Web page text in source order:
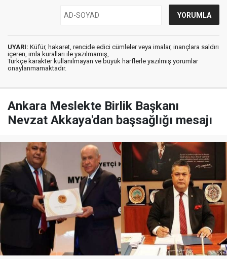
UYARI: Küfür, hakaret, rencide edici cümleler veya imalar, inançlara saldırı
içeren, imla kuralları ile yazılmamış,
Türkçe karakter kullanılmayan ve büyük harflerle yazılmış yorumlar
onaylanmamaktadır.
Ankara Meslekte Birlik Başkanı
Nevzat Akkaya'dan başsağlığı mesajı